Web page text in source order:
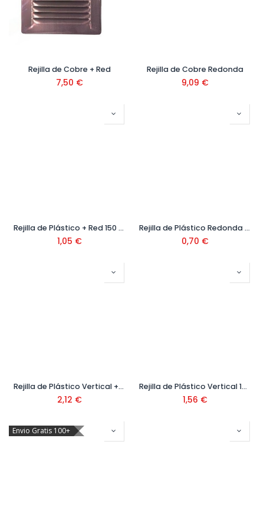
Rejilla de Cobre + Red
7,50 €
Rejilla de Cobre Redonda
9,09 €
Rejilla de Plástico + Red 150 x 200 mm
1,05 €
Rejilla de Plástico Redonda + Red 80 mm
0,70 €
Rejilla de Plástico Vertical + Persiana 130 x 260 mm
2,12 €
Rejilla de Plástico Vertical 130 x 260 mm
1,56 €
Envio Gratis 100+